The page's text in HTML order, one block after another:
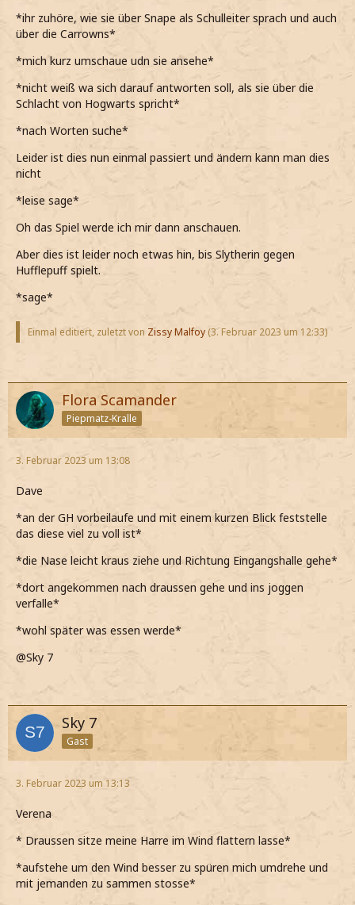
*ihr zuhöre, wie sie über Snape als Schulleiter sprach und auch
über die Carrowns*
*mich kurz umschaue udn sie ansehe*
*nicht weiß wa sich darauf antworten soll, als sie über die
Schlacht von Hogwarts spricht*
*nach Worten suche*
Leider ist dies nun einmal passiert und ändern kann man dies
nicht
*leise sage*
Oh das Spiel werde ich mir dann anschauen.
Aber dies ist leider noch etwas hin, bis Slytherin gegen
Hufflepuff spielt.
*sage*
Einmal editiert, zuletzt von Zissy Malfoy (3. Februar 2023 um 12:33)
Flora Scamander
Piepmatz-Kralle
3. Februar 2023 um 13:08
Dave
*an der GH vorbeilaufe und mit einem kurzen Blick feststelle
das diese viel zu voll ist*
*die Nase leicht kraus ziehe und Richtung Eingangshalle gehe*
*dort angekommen nach draussen gehe und ins joggen
verfalle*
*wohl später was essen werde*
@Sky 7
Sky 7
Gast
3. Februar 2023 um 13:13
Verena
* Draussen sitze meine Harre im Wind flattern lasse*
*aufstehe um den Wind besser zu spüren mich umdrehe und
mit jemanden zu sammen stosse*